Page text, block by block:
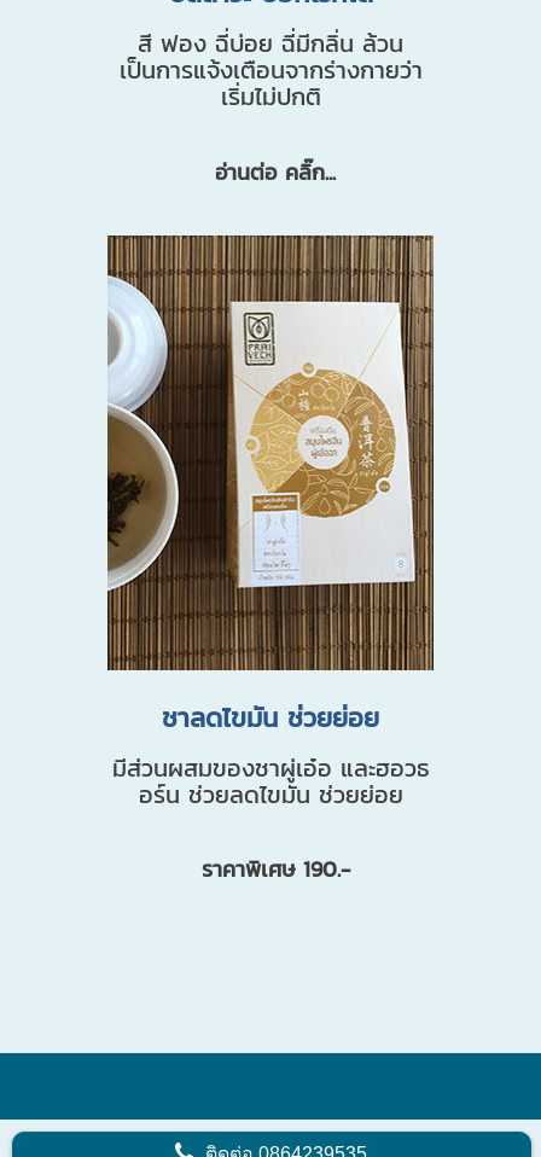
สี ฟอง ฉี่บ่อย ฉี่มีกลิ่น ล้วน
เป็นการแจ้งเตือนจากร่างกายว่า
เริ่มไม่ปกติ
อ่านต่อ คลิ๊ก...
ชาลดไขมัน ช่วยย่อย
มีส่วนผสมของชาผู่เอ๋อ และฮอวธ
อร์น ช่วยลดไขมัน ช่วยย่อย
ราคาพิเศษ 190.-